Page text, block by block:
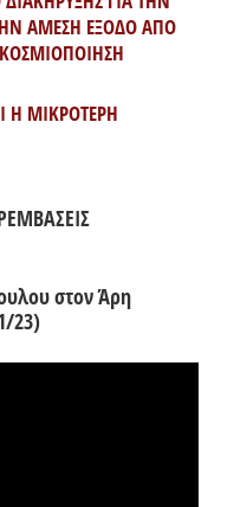
ΑΜΕΣΗ ΕΞΟΔΟ ΑΠΟ
Η ΜΙΚΡΟΤΕΡΗ
στον Άρη
23)